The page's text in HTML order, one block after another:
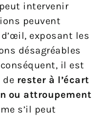
intervenir
peuvent
exposant les
désagréables
il est
de rester à l’écart
ou attroupement
s’il peut